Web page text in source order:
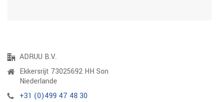
ADRUU B.V.
Ekkersrijt 73025692 HH Son
Niederlande
+31 (0)499 47 48 30